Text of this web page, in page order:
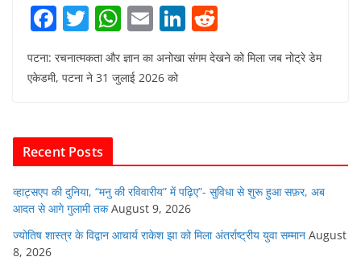
F
c
o
o
k
T
itt
W
at
p
E
m
ai
Li
n
k
e
d
पटना: रचनात्मकता और ज्ञान का अनोखा संगम देखने को मिला जब नोट्रे डेम
एकेडमी, पटना ने 31 जुलाई 2026 को
Recent Posts
व्हाट्सएप की दुनिया, “मनु की रविवारीय” में पढ़िए”- सुविधा से शुरू हुआ सफ़र, अब
आदत से आगे गुलामी तक August 9, 2026
ज्योतिष शास्त्र के विद्वान आचार्य राकेश झा को मिला अंतर्राष्ट्रीय युवा सम्मान August
8, 2026